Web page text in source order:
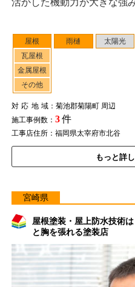
屋根
瓦屋根
金属屋根
その他
雨樋 太陽光
対応地域：菊池郡菊陽町 周辺
施工事例数： 3件
工事店住所：福岡県太宰府市北谷
もっと詳
活かした機動力が大きな強
宮崎県
屋根塗装・屋上防水技術
と胸を張れる塗装店